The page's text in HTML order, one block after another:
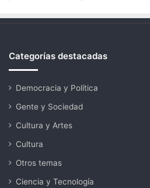
Categorías destacadas
Democracia y Política
Gente y Sociedad
Cultura y Artes
Cultura
Otros temas
Ciencia y Tecnología